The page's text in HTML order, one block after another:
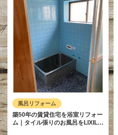
風呂リフォーム
築50年の賃貸住宅を浴室リフォー
ム｜タイル張りのお風呂をLIXIL…